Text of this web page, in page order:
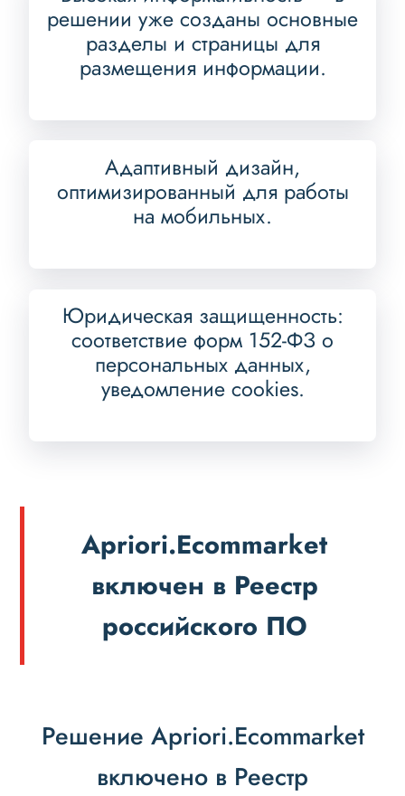
решении уже созданы основные
разделы и страницы для
размещения информации.
Адаптивный дизайн,
оптимизированный для работы
на мобильных.
Юридическая защищенность:
соответствие форм 152-ФЗ о
персональных данных,
уведомление cookies.
Apriori.Ecommarket
включен в Реестр
российского ПО
Решение Apriori.Ecommarket
включено в Реестр